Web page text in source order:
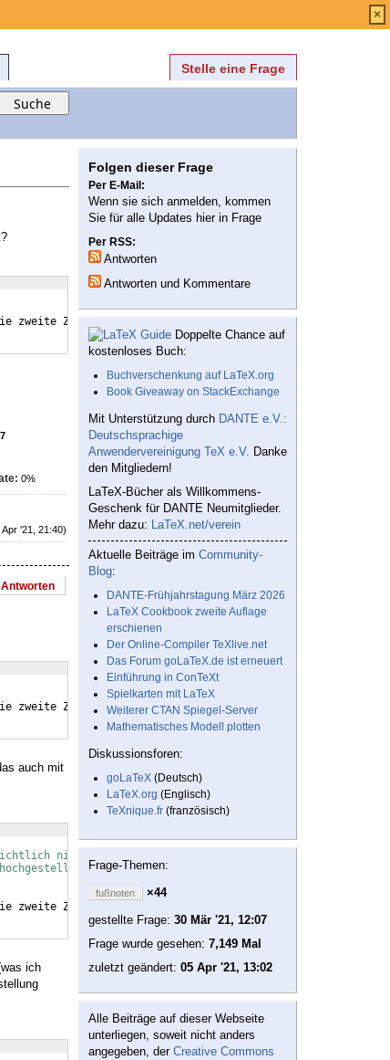
Stelle eine Frage
zweite Zeile   nicht links von der ersten beginnt?
0%
Apr '21, 21:40)
zweite Zeile   nicht links von der ersten beginnt?
auch mit
nicht hochgstellt, weil man das eigentlich nicht
Futnotenummer
zweite Zeile   nicht links von der ersten beginnt?
ich
Folgen dieser Frage
Per E-Mail:
Wenn sie sich anmelden, kommen
Sie für alle Updates hier in Frage
Per RSS:
Antworten
Antworten und Kommentare
Doppelte Chance auf
kostenloses Buch:
Buchverschenkung auf LaTeX.org
Book Giveaway on StackExchange
Mit Unterstützung durch DANTE e.V.:
Deutschsprachige
Anwendervereinigung TeX e.V. Danke
den Mitgliedern!
LaTeX-Bücher als Willkommens-
Geschenk für DANTE Neumitglieder.
Mehr dazu: LaTeX.net/verein
Aktuelle Beiträge im Community-
Blog:
DANTE-Frühjahrstagung März 2026
LaTeX Cookbook zweite Auflage
erschienen
Der Online-Compiler TeXlive.net
Das Forum goLaTeX.de ist erneuert
Einführung in ConTeXt
Spielkarten mit LaTeX
Weiterer CTAN Spiegel-Server
Mathematisches Modell plotten
Diskussionsforen:
goLaTeX (Deutsch)
LaTeX.org (Englisch)
TeXnique.fr (französisch)
Frage-Themen:
fußnoten
×44
gestellte Frage: 30 Mär '21, 12:07
Frage wurde gesehen: 7,149 Mal
zuletzt geändert: 05 Apr '21, 13:02
Alle Beiträge auf dieser Webseite
unterliegen, soweit nicht anders
angegeben, der Creative Commons
×